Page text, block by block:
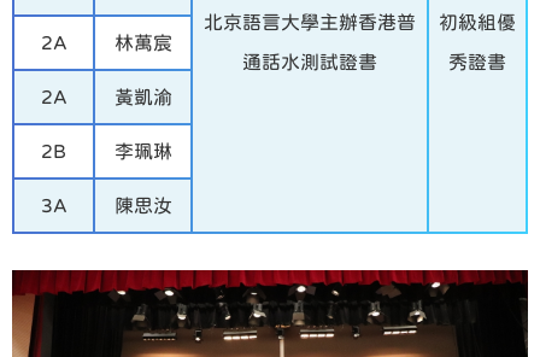
北京語言大學主辦香港普
通話水測試證書
初級組優
秀證書
2A 林萬宸
2A 黃凱渝
2B 李珮琳
3A 陳思汝